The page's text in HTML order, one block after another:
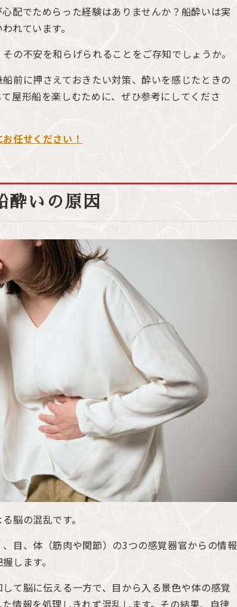
配でためらった経験はありませんか？船酔いは実
れています。
の不安を和らげられることをご存知でしょうか。
前に押さえておきたい対策、酔いを感じたときの
屋形船を楽しむために、ぜひ参考にしてくださ
任せください！
酔いの原因
脳の混乱です。
目、体（筋肉や関節）の3つの感覚器官からの情報
します。
て脳に伝える一方で、目から入る景色や体の感覚
情報を処理しきれず混乱します。その結果、自律